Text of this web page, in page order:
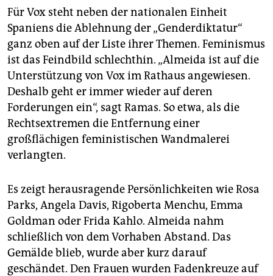
Für Vox steht neben der nationalen Einheit
Spaniens die Ablehnung der „Genderdiktatur“
ganz oben auf der Liste ihrer Themen. Feminismus
ist das Feindbild schlechthin. „Almeida ist auf die
Unterstützung von Vox im Rathaus angewiesen.
Deshalb geht er immer wieder auf deren
Forderungen ein“, sagt Ramas. So etwa, als die
Rechtsextremen die Entfernung einer
großflächigen feministischen Wandmalerei
verlangten.
Es zeigt herausragende Persönlichkeiten wie Rosa
Parks, Angela Davis, Rigoberta Menchu, Emma
Goldman oder Frida Kahlo. Almeida nahm
schließlich von dem Vorhaben Abstand. Das
Gemälde blieb, wurde aber kurz darauf
geschändet. Den Frauen wurden Fadenkreuze auf